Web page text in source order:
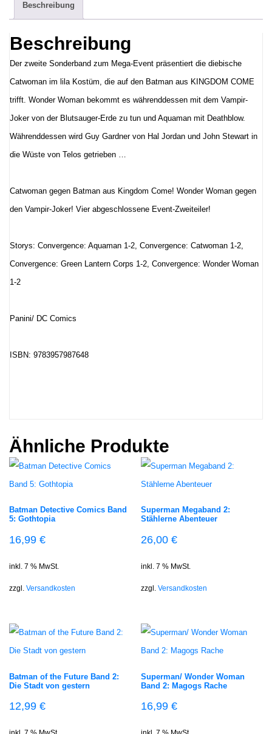
Beschreibung
Beschreibung
Der zweite Sonderband zum Mega-Event präsentiert die diebische
Catwoman im lila Kostüm, die auf den Batman aus KINGDOM COME
trifft. Wonder Woman bekommt es währenddessen mit dem Vampir-
Joker von der Blutsauger-Erde zu tun und Aquaman mit Deathblow.
Währenddessen wird Guy Gardner von Hal Jordan und John Stewart in
die Wüste von Telos getrieben …
Catwoman gegen Batman aus Kingdom Come! Wonder Woman gegen
den Vampir-Joker! Vier abgeschlossene Event-Zweiteiler!
Storys: Convergence: Aquaman 1-2, Convergence: Catwoman 1-2,
Convergence: Green Lantern Corps 1-2, Convergence: Wonder Woman
1-2
Panini/ DC Comics
ISBN: 9783957987648
Ähnliche Produkte
Batman Detective Comics Band
5: Gothtopia
16,99 €
inkl. 7 % MwSt.
zzgl. Versandkosten
Superman Megaband 2:
Stählerne Abenteuer
26,00€
inkl. 7 % MwSt.
zzgl.Versandkosten
Batman of the Future Band 2:
Die Stadt von gestern
12,99 €
Superman/ Wonder Woman
Band 2: Magogs Rache
16,99€